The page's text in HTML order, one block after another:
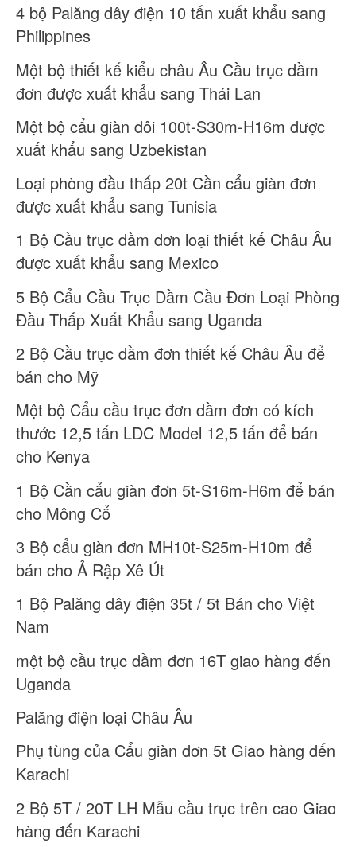
4 bộ Palăng dây điện 10 tấn xuất khẩu sang
Philippines
Một bộ thiết kế kiểu châu Âu Cầu trục dầm
đơn được xuất khẩu sang Thái Lan
Một bộ cẩu giàn đôi 100t-S30m-H16m được
xuất khẩu sang Uzbekistan
Loại phòng đầu thấp 20t Cần cẩu giàn đơn
được xuất khẩu sang Tunisia
1 Bộ Cầu trục dầm đơn loại thiết kế Châu Âu
được xuất khẩu sang Mexico
5 Bộ Cẩu Cầu Trục Dầm Cầu Đơn Loại Phòng
Đầu Thấp Xuất Khẩu sang Uganda
2 Bộ Cầu trục dầm đơn thiết kế Châu Âu để
bán cho Mỹ
Một bộ Cẩu cầu trục đơn dầm đơn có kích
thước 12,5 tấn LDC Model 12,5 tấn để bán
cho Kenya
1 Bộ Cần cẩu giàn đơn 5t-S16m-H6m để bán
cho Mông Cổ
3 Bộ cẩu giàn đơn MH10t-S25m-H10m để
bán cho Ả Rập Xê Út
1 Bộ Palăng dây điện 35t / 5t Bán cho Việt
Nam
một bộ cầu trục dầm đơn 16T giao hàng đến
Uganda
Palăng điện loại Châu Âu
Phụ tùng của Cẩu giàn đơn 5t Giao hàng đến
Karachi
2 Bộ 5T / 20T LH Mẫu cầu trục trên cao Giao
hàng đến Karachi